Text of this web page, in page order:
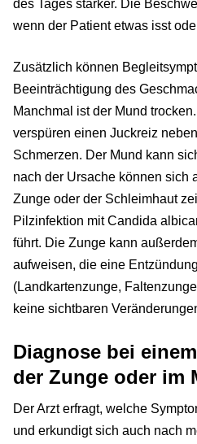
des Tages stärker. Die
wenn der Patient etwas isst
Zusätzlich können
Beeinträchtigung des
Manchmal ist der Mund
verspüren einen Juckreiz
Schmerzen. Der Mund kann
nach der Ursache können sich
Zunge oder der Schleimhaut
Pilzinfektion mit Candida
führt. Die Zunge kann
aufweisen, die eine
(Landkartenzunge,
keine sichtbaren
Diagnose bei
der Zunge oder im
Der Arzt erfragt, welche
und erkundigt sich auch nach